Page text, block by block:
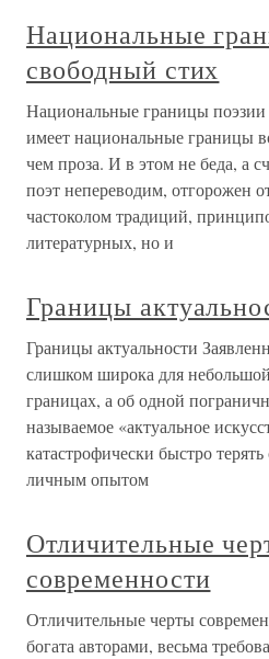
Национальные
свободный стих
Национальные границы
имеет национальные границы
чем проза. И в этом не беда, а
поэт непереводим, отгорожен
частоколом традиций,
литературных, но и
Границы
Границы актуальности
слишком широка для
границах, а об одной
называемое «актуальное
катастрофически быстро
личным опытом
Отличительные
современности
Отличительные черты
богата авторами, весьма